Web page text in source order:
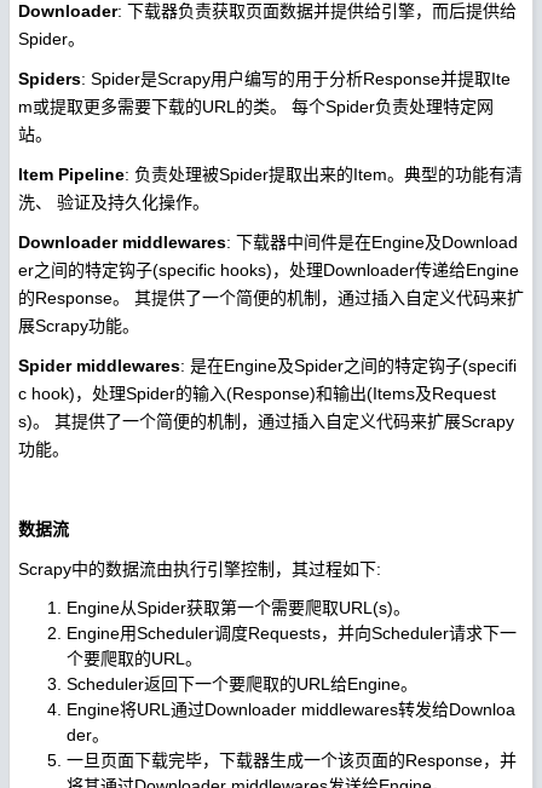
Downloader: 下载器负责获取页面数据并提供给引擎，而后提供给
Spider。
Spiders: Spider是Scrapy用户编写的用于分析Response并提取Ite
m或提取更多需要下载的URL的类。 每个Spider负责处理特定网
站。
Item Pipeline: 负责处理被Spider提取出来的Item。典型的功能有清
洗、 验证及持久化操作。
Downloader middlewares: 下载器中间件是在Engine及Download
er之间的特定钩子(specific hooks)，处理Downloader传递给Engine
的Response。 其提供了一个简便的机制，通过插入自定义代码来扩
展Scrapy功能。
Spider middlewares: 是在Engine及Spider之间的特定钩子(specifi
c hook)，处理Spider的输入(Response)和输出(Items及Request
s)。 其提供了一个简便的机制，通过插入自定义代码来扩展Scrapy
功能。
数据流
Scrapy中的数据流由执行引擎控制，其过程如下:
Engine从Spider获取第一个需要爬取URL(s)。
Engine用Scheduler调度Requests，并向Scheduler请求下一
个要爬取的URL。
Scheduler返回下一个要爬取的URL给Engine。
Engine将URL通过Downloader middlewares转发给Downloa
der。
一旦页面下载完毕，下载器生成一个该页面的Response，并